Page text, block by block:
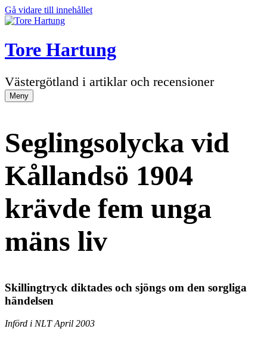
Gå vidare till innehållet
Tore Hartung
Västergötland i artiklar och recensioner
Meny
Seglingsolycka vid
Kållandsö 1904
krävde fem unga
mäns liv
Skillingtryck diktades och sjöngs om den sorgliga
händelsen
Införd i NLT April 2003